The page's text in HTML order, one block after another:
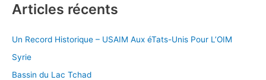
c
e
r
c
Articles récents
Un Record Historique – USAIM Aux éTats-Unis Pour L’OIM
Syrie
Bassin du Lac Tchad